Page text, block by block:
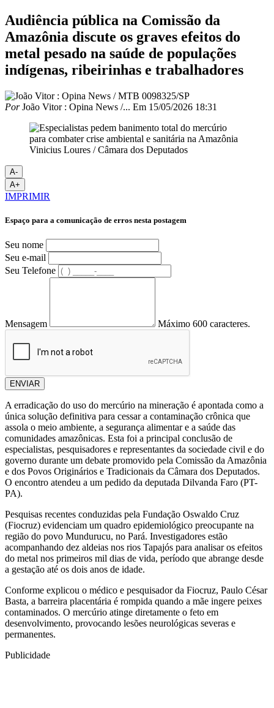
Audiência pública na Comissão da
Amazônia discute os graves efeitos do
metal pesado na saúde de populações
indígenas, ribeirinhas e trabalhadores
PorJoão Vitor : Opina News /... Em 15/05/2026 18:31
Vinicius Loures / Câmara dos Deputados
A-
A+
IMPRIMIR
Espaço para a comunicação de erros nesta postagem
Seu nome
Seu e-mail
Seu Telefone
Mensagem Máximo 600 caracteres.
ENVIAR
A erradicação do uso do mercúrio na mineração é apontada como a
única solução definitiva para cessar a contaminação crônica que
assola o meio ambiente, a segurança alimentar e a saúde das
comunidades amazônicas. Esta foi a principal conclusão de
especialistas, pesquisadores e representantes da sociedade civil e do
governo durante um debate promovido pela Comissão da Amazônia
e dos Povos Originários e Tradicionais da Câmara dos Deputados.
O encontro atendeu a um pedido da deputada Dilvanda Faro (PT-
PA).
Pesquisas recentes conduzidas pela Fundação Oswaldo Cruz
(Fiocruz) evidenciam um quadro epidemiológico preocupante na
região do povo Mundurucu, no Pará. Investigadores estão
acompanhando dez aldeias nos rios Tapajós para analisar os efeitos
do metal nos primeiros mil dias de vida, período que abrange desde
a gestação até os dois anos de idade.
Conforme explicou o médico e pesquisador da Fiocruz, Paulo César
Basta, a barreira placentária é rompida quando a mãe ingere peixes
contaminados. O mercúrio atinge diretamente o feto em
desenvolvimento, provocando lesões neurológicas severas e
permanentes.
Publicidade